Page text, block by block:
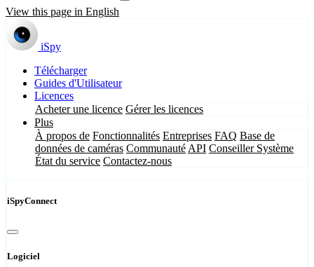
View this page in English
iSpy
Télécharger
Guides d'Utilisateur
Licences
Acheter une licence Gérer les licences
Plus
À propos de Fonctionnalités Entreprises FAQ Base de
données de caméras Communauté API Conseiller Système
État du service Contactez-nous
iSpyConnect
Logiciel